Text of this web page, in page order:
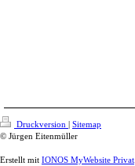
Druckversion | Sitemap
© Jürgen Eitenmüller
Erstellt mit IONOS MyWebsite Privat